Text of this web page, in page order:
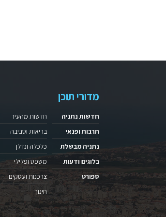
מדורי תוכן
חדשות נתניה
תרבות ופנאי
נתניה מבשלת
בלוגים ודעות
ספורט
חדשות מהעיר
בריאות וסביבה
כלכלה ונדלן
משפט ופלילי
צרכנות ועסקים
חינוך